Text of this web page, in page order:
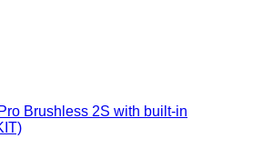
Brushless 2S with built-in